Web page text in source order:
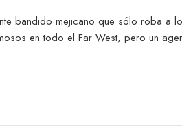
bandido mejicano que sólo roba a
en todo el Far West, pero un